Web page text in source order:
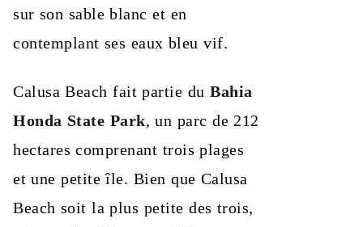
sur son sable blanc et en
contemplant ses eaux bleu vif.
Calusa Beach fait partie du Bahia
Honda State Park, un parc de 212
hectares comprenant trois plages
et une petite île. Bien que Calusa
Beach soit la plus petite des trois,